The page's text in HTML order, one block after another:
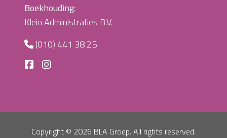
Boekhouding:
Klein Administraties B.V.
(010) 441 38 25
Copyright © 2026 BLA Groep. All rights reserved.